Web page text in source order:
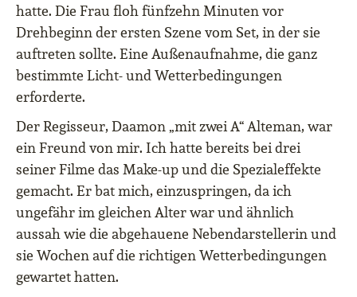
hatte. Die Frau floh fünfzehn Minuten vor
Drehbeginn der ersten Szene vom Set, in der sie
auftreten sollte. Eine Außenaufnahme, die ganz
bestimmte Licht- und Wetterbedingungen
erforderte.
Der Regisseur, Daamon „mit zwei A“ Alteman, war
ein Freund von mir. Ich hatte bereits bei drei
seiner Filme das Make-up und die Spezialeffekte
gemacht. Er bat mich, einzuspringen, da ich
ungefähr im gleichen Alter war und ähnlich
aussah wie die abgehauene Nebendarstellerin und
sie Wochen auf die richtigen Wetterbedingungen
gewartet hatten.